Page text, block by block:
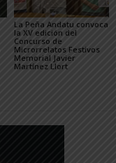
La Peña Andatu convoca
la XV edición del
Concurso de
Microrrelatos Festivos
Memorial Javier
Martínez Llort